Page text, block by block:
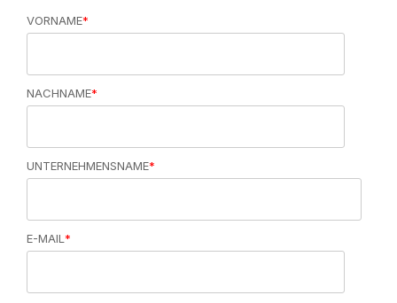
VORNAME*
NACHNAME*
UNTERNEHMENSNAME*
E-MAIL*